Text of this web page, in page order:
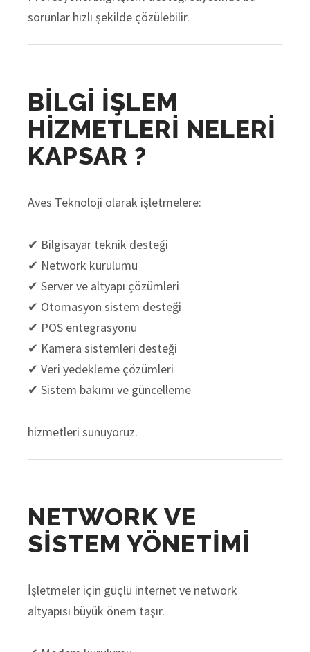
sorunlar hızlı şekilde çözülebilir.
BİLGİ İŞLEM
HİZMETLERİ NELERİ
KAPSAR ?
Aves Teknoloji olarak işletmelere:
✔ Bilgisayar teknik desteği
✔ Network kurulumu
✔ Server ve altyapı çözümleri
✔ Otomasyon sistem desteği
✔ POS entegrasyonu
✔ Kamera sistemleri desteği
✔ Veri yedekleme çözümleri
✔ Sistem bakımı ve güncelleme
hizmetleri sunuyoruz.
NETWORK VE
SİSTEM YÖNETİMİ
İşletmeler için güçlü internet ve network
altyapısı büyük önem taşır.